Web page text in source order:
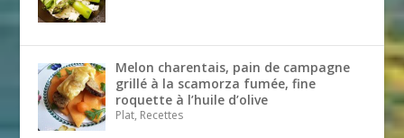
Melon charentais, pain de campagne
grillé à la scamorza fumée, fine
roquette à l’huile d’olive
Plat, Recettes